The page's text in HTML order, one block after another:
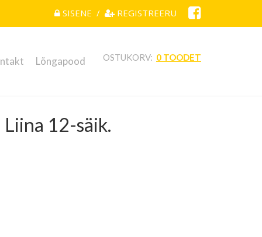
SISENE / REGISTREERU
Lõngapood OSTUKORV: 0 TOODET
12-säik.